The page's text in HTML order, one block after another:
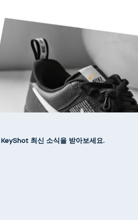
KeyShot 최신 소식을 받아보세요.